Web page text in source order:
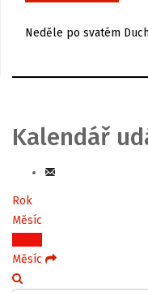
Neděle po svatém
Kalendář
Rok
Měsíc
Týden
Měsíc